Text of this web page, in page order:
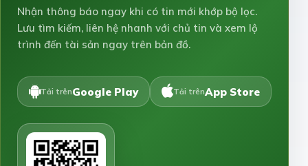
Nhận thông báo ngay khi có tin mới khớp bộ lọc.
Lưu tìm kiếm, liên hệ nhanh với chủ tin và xem lộ
trình đến tài sản ngay trên bản đồ.
Tải trênGoogle Play Tải trênApp Store